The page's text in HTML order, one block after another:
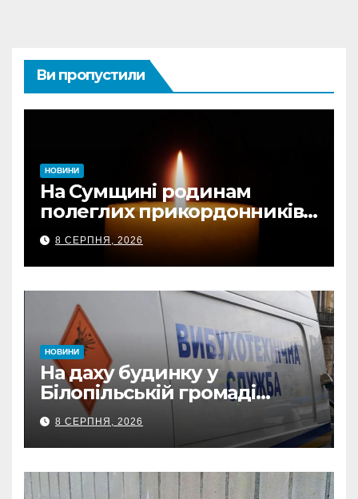
Ви пропустили
НОВИНИ
На Сумщині родинам
полеглих прикордонників
передали державні
нагороди та відомчі
відзнаки
8 СЕРПНЯ, 2026
НОВИНИ
На даху будинку у
Білопільській громаді
знайшли 120-мм міну
8 СЕРПНЯ, 2026